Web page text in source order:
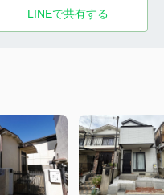
LINEで共有する